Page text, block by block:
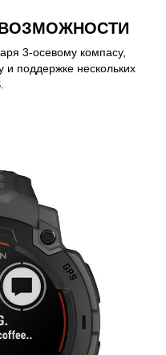
3-осевому компасу,
поддержке нескольких